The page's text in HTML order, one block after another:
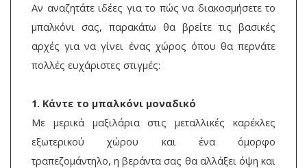
Αν αναζητάτε ιδέες για το πώς να διακοσμήσετε το
μπαλκόνι σας, παρακάτω θα βρείτε τις βασικές
αρχές για να γίνει ένας χώρος όπου θα περνάτε
πολλές ευχάριστες στιγμές:
1. Κάντε το μπαλκόνι μοναδικό
Με μερικά μαξιλάρια στις μεταλλικές καρέκλες
εξωτερικού χώρου και ένα όμορφο
τραπεζομάντηλο, η βεράντα σας θα αλλάξει όψη και